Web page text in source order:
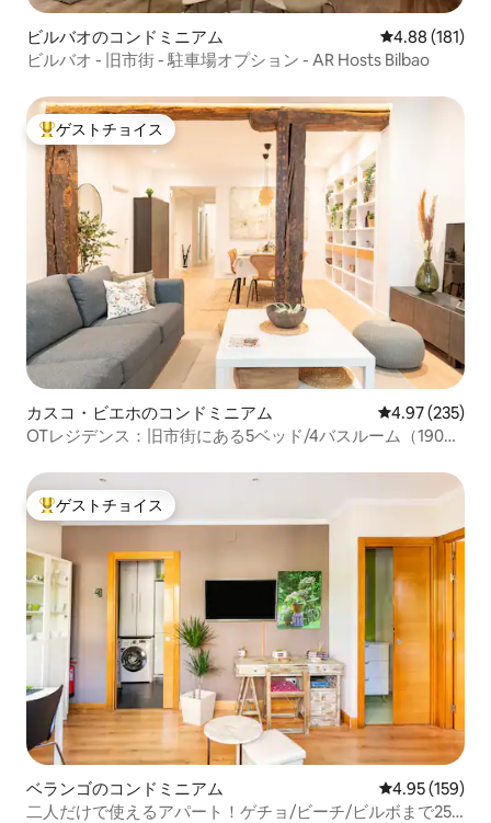
ビルバオのコンドミニアム レビュー181
4.88 (181)
ビルバオ - 旧市街 - 駐車場オプション - AR Hosts Bilbao
大好評のゲストチョイスです。
ゲストチョイス
カスコ・ビエホのコンドミニアム レビュー235
4.97 (235)
OTレジデンス：旧市街にある5ベッド/4バスルーム（190平
大好評のゲストチョイスです。
ゲストチョイス
ベランゴのコンドミニアム レビュー159
4.95 (159)
二人だけで使えるアパート！ゲチョ/ビーチ/ビルボまで25